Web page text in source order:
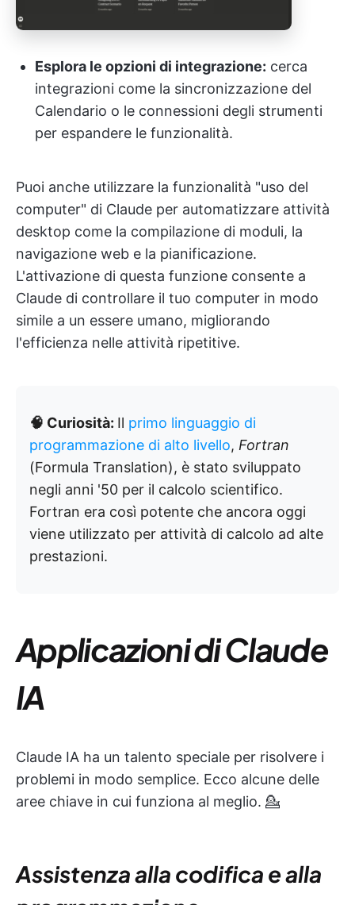
Esplora le opzioni di integrazione: cerca
integrazioni come la sincronizzazione del
Calendario o le connessioni degli strumenti
per espandere le funzionalità.
Puoi anche utilizzare la funzionalità "uso del
computer" di Claude per automatizzare attività
desktop come la compilazione di moduli, la
navigazione web e la pianificazione.
L'attivazione di questa funzione consente a
Claude di controllare il tuo computer in modo
simile a un essere umano, migliorando
l'efficienza nelle attività ripetitive.
🧠 Curiosità: Il primo linguaggio di
programmazione di alto livello, Fortran
(Formula Translation), è stato sviluppato
negli anni '50 per il calcolo scientifico.
Fortran era così potente che ancora oggi
viene utilizzato per attività di calcolo ad alte
prestazioni.
Applicazioni di Claude
IA
Claude IA ha un talento speciale per risolvere i
problemi in modo semplice. Ecco alcune delle
aree chiave in cui funziona al meglio. 💁
Assistenza alla codifica e alla